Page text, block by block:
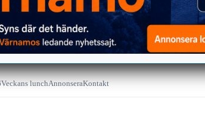
Veckans lunchAnnonseraKontakt